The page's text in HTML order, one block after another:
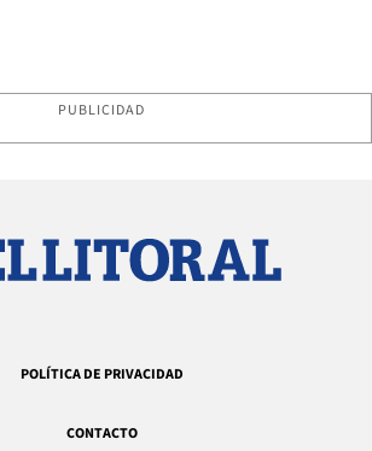
PUBLICIDAD
POLÍTICA DE PRIVACIDAD
CONTACTO